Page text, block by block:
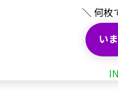
＼ 何枚
い